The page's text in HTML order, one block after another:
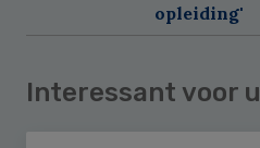
opleiding'
Interessant voor u